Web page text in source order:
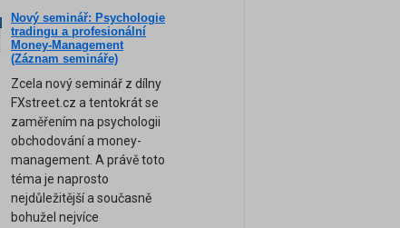
Nový seminář: Psychologie
tradingu a profesionální
Money-Management
(Záznam semináře)
Zcela nový seminář z dílny
FXstreet.cz a tentokrát se
zaměřením na psychologii
obchodování a money-
management. A právě toto
téma je naprosto
nejdůležitější a současně
bohužel nejvíce